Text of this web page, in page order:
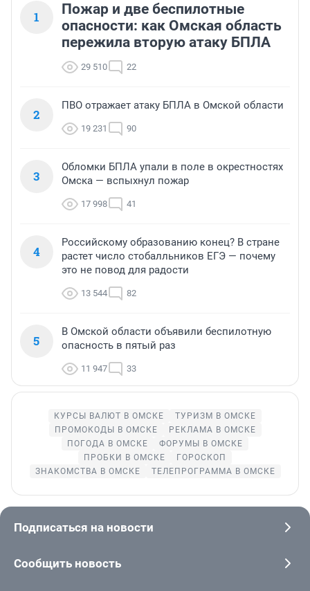
1
Пожар и две беспилотные
опасности: как Омская область
пережила вторую атаку БПЛА
29 510 22
2
ПВО отражает атаку БПЛА в Омской области
19 231 90
3
Обломки БПЛА упали в поле в окрестностях
Омска — вспыхнул пожар
17 998 41
4
Российскому образованию конец? В стране
растет число стобалльников ЕГЭ — почему
это не повод для радости
13 544 82
5
В Омской области объявили беспилотную
опасность в пятый раз
11 947 33
КУРСЫ ВАЛЮТ В ОМСКЕ
ТУРИЗМ В ОМСКЕ
ПРОМОКОДЫ В ОМСКЕ
РЕКЛАМА В ОМСКЕ
ПОГОДА В ОМСКЕ
ФОРУМЫ В ОМСКЕ
ПРОБКИ В ОМСКЕ
ГОРОСКОП
ЗНАКОМСТВА В ОМСКЕ
ТЕЛЕПРОГРАММА В ОМСКЕ
Подписаться на новости
Сообщить новость